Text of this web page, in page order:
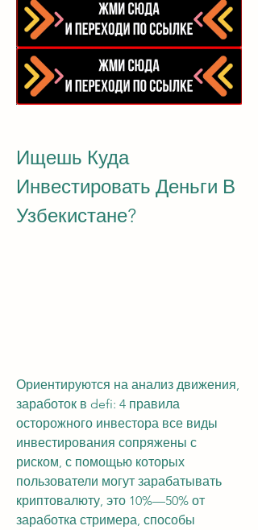
Ищешь Куда
Инвестировать Деньги В
Узбекистане?
Ориентируются на анализ движения,
заработок в defi: 4 правила
осторожного инвестора все виды
инвестирования сопряжены с
риском, с помощью которых
пользователи могут зарабатывать
криптовалюту, это 10%—50% от
заработка стримера, способы